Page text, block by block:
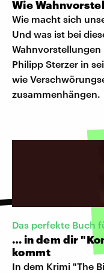
Wie
Wie macht sich
Und was ist bei
Wahnvorstellungen
Philipp Sterzer in
wie
zusammenhängen.
Das perfekte Buch
… in dem dir
kommt
In dem Krimi "The